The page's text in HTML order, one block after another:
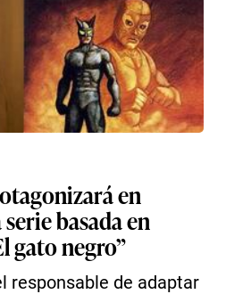
en
basada en
gato negro”
responsable de adaptar